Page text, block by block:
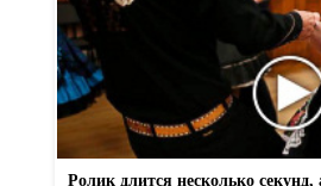
Ролик длится несколько секунд,